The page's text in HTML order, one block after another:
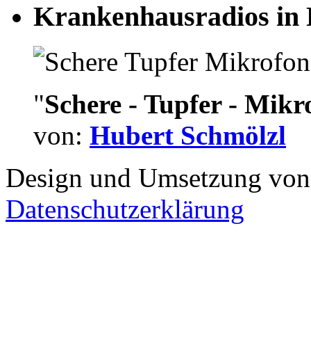
Krankenhausradios in
"Schere - Tupfer -
von: Hubert Schmölzl
Design und Umsetzung
Datenschutzerklärung